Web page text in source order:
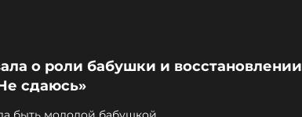
о роли бабушки и восстановлении
сдаюсь»